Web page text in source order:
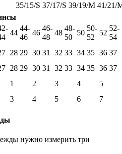
35/15/S 37/17/S 39/19/M 41/21/
44
44-
46
46
46-
48
48
48-
50
50
50-
52
52
52-
54
28 29 30 31 32 33 34 35 36 37
28 29 30 31 32 33 34 35 36 37
1 2 3 4
5
3 4 5 6 7
нужно измерить три